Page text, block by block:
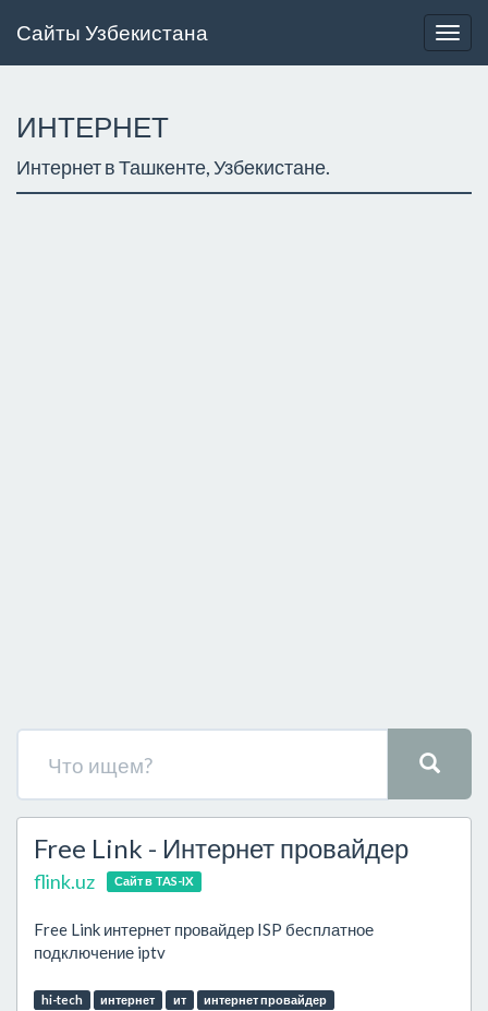
Сайты Узбекистана
ИНТЕРНЕТ
Интернет в Ташкенте, Узбекистане.
Free Link - Интернет провайдер
flink.uz Сайт в TAS-IX
Free Link интернет провайдер ISP бесплатное
подключение iptv
hi-tech интернет ит интернет провайдер